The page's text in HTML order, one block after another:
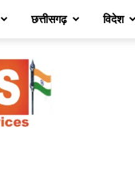
छत्तीसगढ़ विदेश